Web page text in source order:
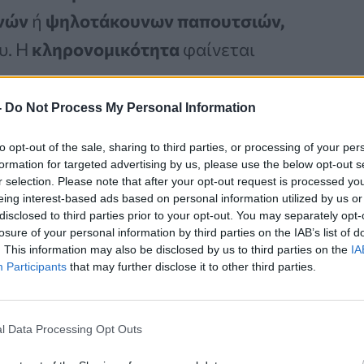
Do Not Process My Personal Information
opt-out of the sale, sharing to third parties, or processing of your
for targeted advertising by us, please use the below opt-out
selection. Please note that after your opt-out request is processed
interest-based ads based on personal information utilized by us
to third parties prior to your opt-out. You may separately
of your personal information by third parties on the IAB’s list of
This information may also be disclosed by us to third parties on the
Participants that may further disclose it to other third parties.
Data Processing Opt Outs
ή ψηλοτάκουνων παπουτσιών,
Η κληρονομικότητα φαίνεται
Καρκίνος Προστάτη:
Νέα Ελάχιστα
Επεμβατική Εστιακή
Θεραπεία με NanoKnife